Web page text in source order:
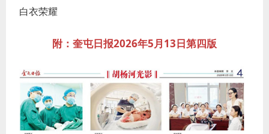
白衣荣耀
附：奎屯日报2026年5月13日第四版